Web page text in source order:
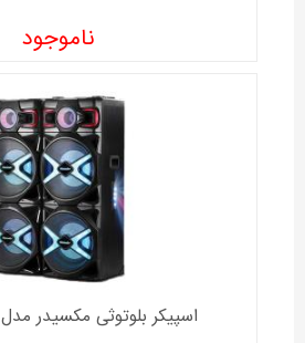
ناموجود
اسپیکر بلوتوثی مکسیدر مدل AL260-LP5